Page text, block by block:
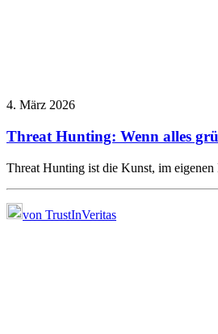
4. März 2026
Threat Hunting: Wenn alles
Threat Hunting ist die Kunst, im
von TrustInVeritas